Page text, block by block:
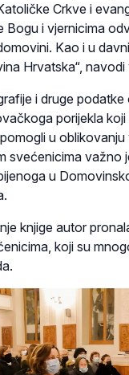
Crkve i
Bogu i vjernicima
Kao i u
Hrvatska“,
i druge
porijekla
u
svećenicima važno
u
knjige autor
koji su